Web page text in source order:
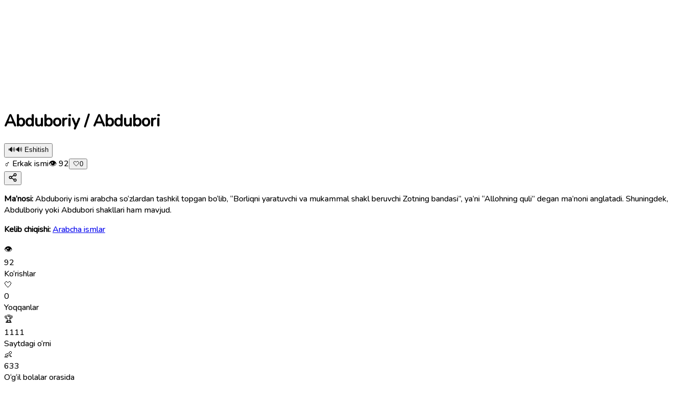
Abduboriy / Abdubori
🔊🔊 Eshitish
♂ Erkak ismi👁92 🤍0
Ma’nosi:Abduboriy ismi arabcha so‘zlardan tashkil topgan bo‘lib, “Borliqni yaratuvchi va mukammal shakl beruvchi Zotning bandasi”, ya’ni “Allohning quli” degan ma’noni anglatadi. Shuningdek,
Abdulboriy yoki Abdubori shakllari ham mavjud.
Kelib chiqishi:Arabcha ismlar
👁
92
Ko‘rishlar
🤍
0
Yoqqanlar
🏆
1111
Saytdagi o‘rni
👶
633
O‘g‘il bolalar orasida